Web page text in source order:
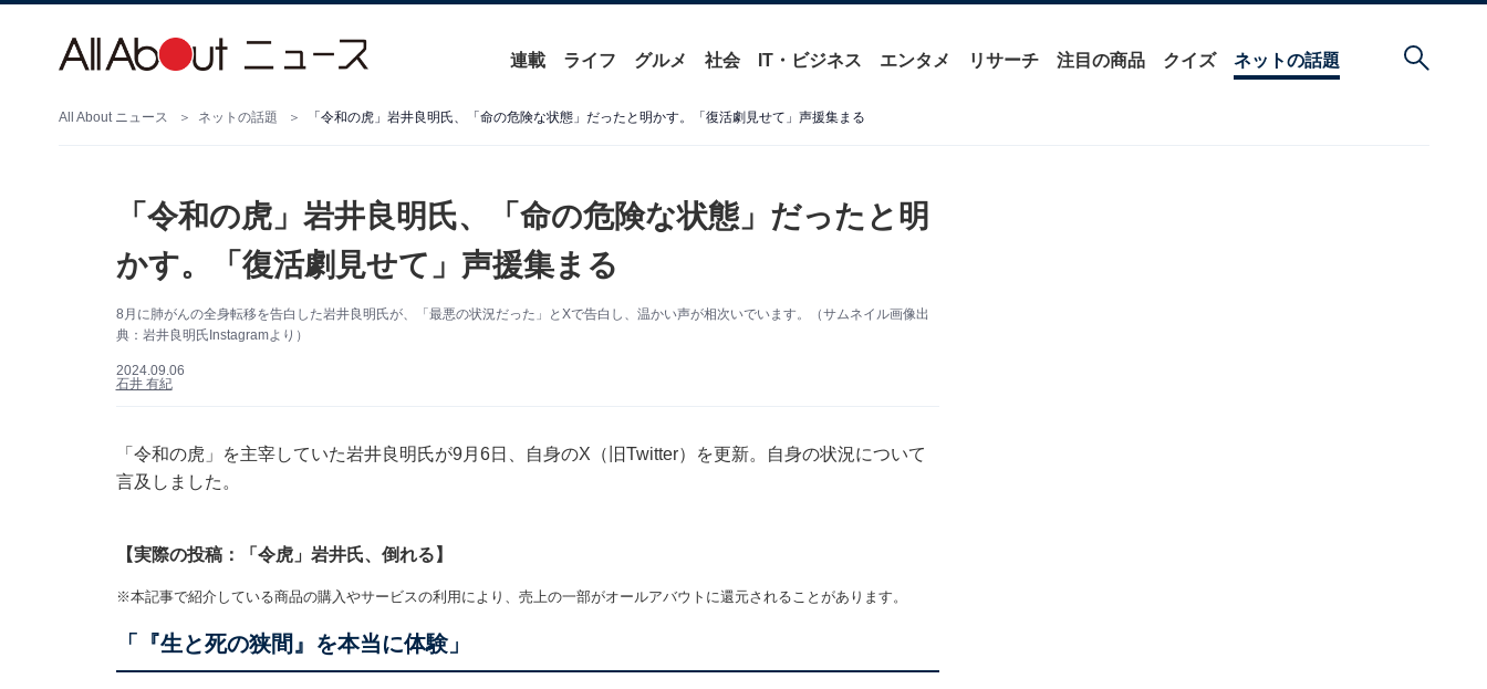
連載 ライフ グルメ 社会 IT・ビジネス エンタメ リサーチ 注目の商品 クイズ ネットの話題
All About ニュース ネットの話題 「令和の虎」岩井良明氏、「命の危険な状態」だったと明かす。「復活劇見せて」声援集まる
「令和の虎」岩井良明氏、「命の危険な状態」だったと明
かす。「復活劇見せて」声援集まる
8月に肺がんの全身転移を告白した岩井良明氏が、「最悪の状況だった」とXで告白し、温かい声が相次いでいます。（サムネイル画像出
典：岩井良明氏Instagramより）
2024.09.06
石井 有紀
「令和の虎」を主宰していた岩井良明氏が9月6日、自身のX（旧Twitter）を更新。自身の状況について
言及しました。
【実際の投稿：「令虎」岩井氏、倒れる】
※本記事で紹介している商品の購入やサービスの利用により、売上の一部がオールアバウトに還元されることがあります。
「『生と死の狭間』を本当に体験」